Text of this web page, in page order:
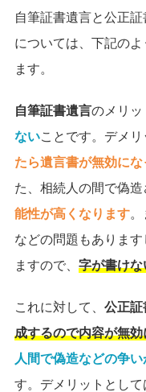
自筆証書遺言と公正
については、下記の
ます。
自筆証書遺言のメリッ
ないことです。デメリ
たら遺言書が無効にな
た、相続人の間で偽造
能性が高くなります。
などの問題もありま
ますので、 字が書け
これに対して、 公正証
成するので内容が無
人間で偽造などの争
す。デメリットとして